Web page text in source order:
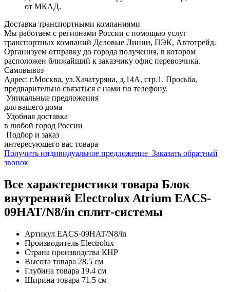
от МКАД.
Доставка транспортными компаниями
Мы работаем с регионами России с помощью услуг
транспортных компаний Деловые Линии, ПЭК, Автотрейд.
Организуем отправку до города получения, в котором
расположен ближайший к заказчику офис перевозчика.
Самовывоз
Адрес: г.Москва, ул.Хачатуряна, д.14А, стр.1. Просьба,
предварительно связаться с нами по телефону.
Уникальные предложения
для вашего дома
Удобная доставка
в любой город России
Подбор и заказ
интересующего вас товара
Получить индивидуальное предложение Заказать обратный
звонок
Все характеристики товара Блок
внутренний Electrolux Atrium EACS-
09HAT/N8/in сплит-системы
Артикул EACS-09HAT/N8/in
Производитель Electrolux
Страна производства КНР
Высота товара 28.5 см
Глубина товара 19.4 см
Ширина товара 71.5 см